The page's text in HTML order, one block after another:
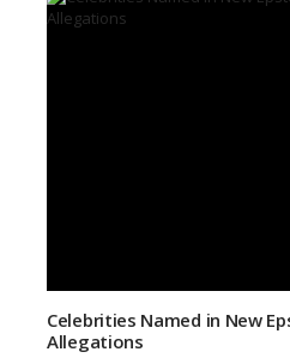
Celebrities Named in New
Allegations